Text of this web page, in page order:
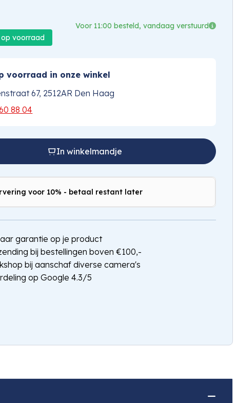
Voor 11:00 besteld, vandaag verstuurd
voorraad
voorraad in onze winkel
67, 2512AR Den Haag
88 04
In winkelmandje
voor 10% - betaal restant later
garantie op je product
bij bestellingen boven €100,-
bij aanschaf diverse camera's
op Google 4.3/5